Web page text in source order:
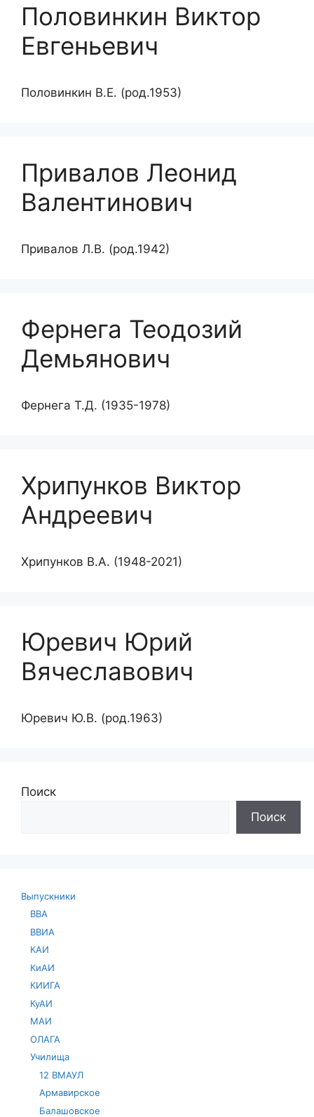
Половинкин Виктор
Евгеньевич
Половинкин В.Е. (род.1953)
Привалов Леонид
Валентинович
Привалов Л.В. (род.1942)
Фернега Теодозий
Демьянович
Фернега Т.Д. (1935-1978)
Хрипунков Виктор
Андреевич
Хрипунков В.А. (1948-2021)
Юревич Юрий
Вячеславович
Юревич Ю.В. (род.1963)
Поиск
Поиск
Выпускники
ВВА
ВВИА
КАИ
КиАИ
КИИГА
КуАИ
МАИ
ОЛАГА
Училища
12 ВМАУЛ
Армавирское
Балашовское